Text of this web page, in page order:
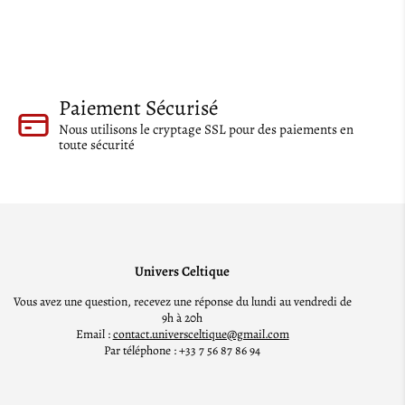
Paiement Sécurisé
Nous utilisons le cryptage SSL pour des paiements en
toute sécurité
Univers Celtique
Vous avez une question, recevez une réponse du lundi au vendredi de
9h à 20h
Email :contact.universceltique@gmail.com
Par téléphone : +33 7 56 87 86 94